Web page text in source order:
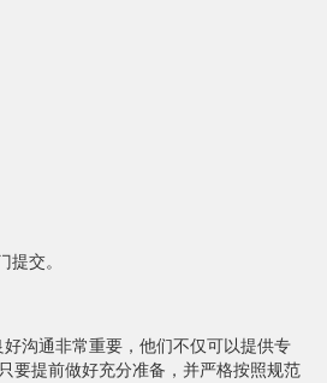
交。
沟通非常重要，他们不仅可以提供专
要提前做好充分准备，并严格按照规范